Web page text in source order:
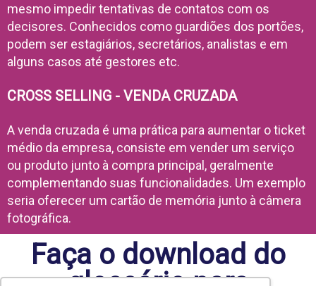
mesmo impedir tentativas de contatos com os
decisores. Conhecidos como guardiões dos portões,
podem ser estagiários, secretários, analistas e em
alguns casos até gestores etc.
CROSS SELLING - VENDA CRUZADA
A venda cruzada é uma prática para aumentar o ticket
médio da empresa, consiste em vender um serviço
ou produto junto à compra principal, geralmente
complementando suas funcionalidades. Um exemplo
seria oferecer um cartão de memória junto à câmera
fotográfica.
Faça o download do